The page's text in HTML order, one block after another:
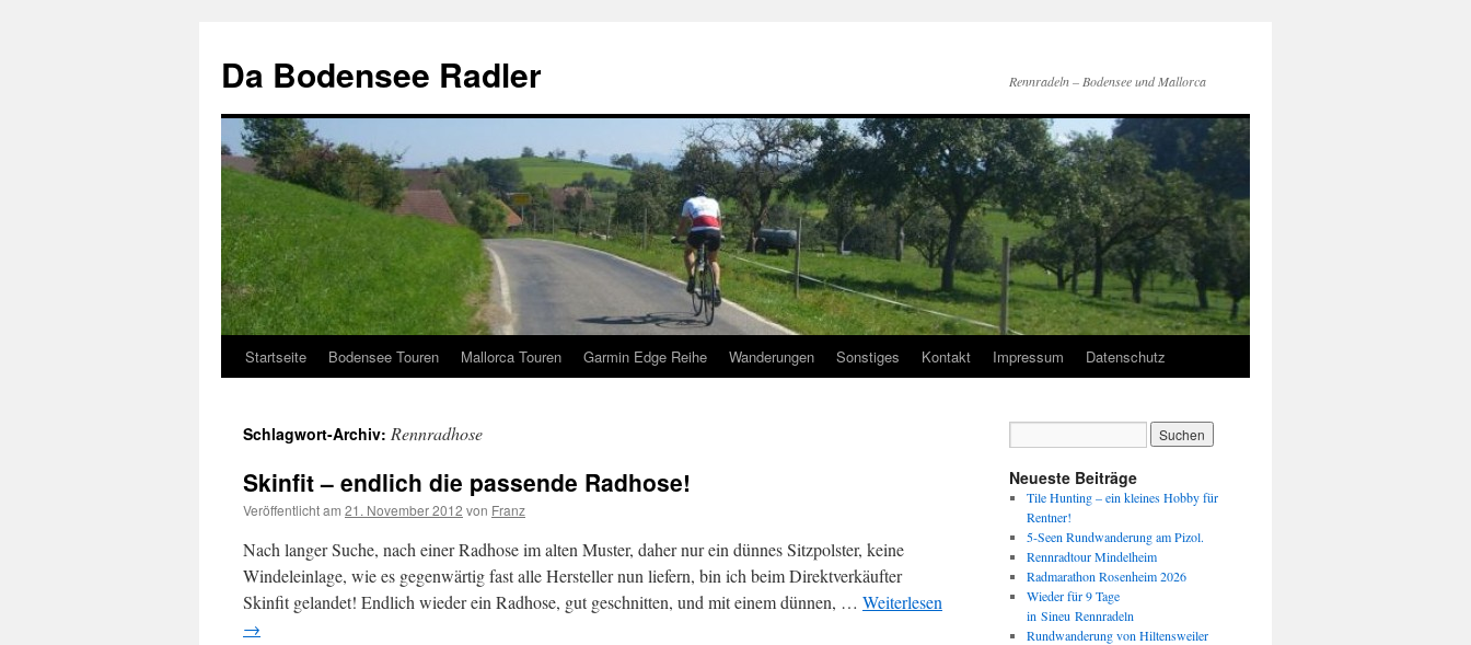
springen
Da Bodensee Radler Rennradeln – Bodensee und Mallorca
Startseite Bodensee Touren Mallorca Touren Garmin Edge Reihe Wanderungen Sonstiges Kontakt Impressum Datenschutz
Schlagwort-Archiv: Rennradhose
Skinfit – endlich die passende Radhose!
Veröffentlicht am 21. November 2012 von Franz
Nach langer Suche, nach einer Radhose im alten Muster, daher nur ein dünnes Sitzpolster, keine
Windeleinlage, wie es gegenwärtig fast alle Hersteller nun liefern, bin ich beim Direktverkäufter
Skinfit gelandet! Endlich wieder ein Radhose, gut geschnitten, und mit einem dünnen, … Weiterlesen
→
Neueste Beiträge
Tile Hunting – ein kleines Hobby für
Rentner!
5-Seen Rundwanderung am Pizol.
Rennradtour Mindelheim
Radmarathon Rosenheim 2026
Wieder für 9 Tage
in Sineu Rennradeln
Rundwanderung von Hiltensweiler